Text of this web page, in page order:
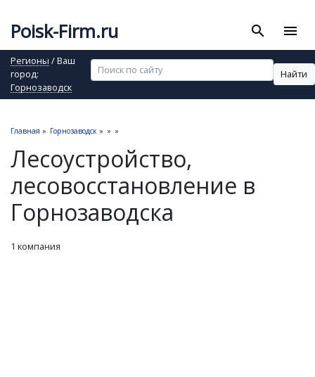
Poisk-Firm.ru search menu
Регионы / Ваш
город:
Горнозаводск
Найти
Главная » Горнозаводск » » »
Лесоустройство,
лесовосстановление в
Горнозаводска
1 компания